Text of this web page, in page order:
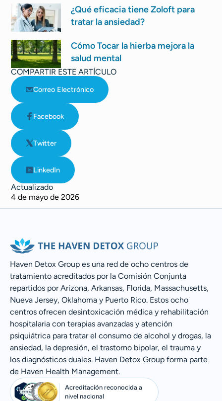
¿Qué eficacia tiene Zoloft para
tratar la ansiedad?
Cómo Tocar la hierba mejora la
salud mental
COMPARTIR ESTE ARTÍCULO
Correo Electrónico
Facebook
Twitter
LinkedIn
Actualizado
4 de mayo de 2026
Haven Detox Group es una red de ocho centros de
tratamiento acreditados por la Comisión Conjunta
repartidos por Arizona, Arkansas, Florida, Massachusetts,
Nueva Jersey, Oklahoma y Puerto Rico. Estos ocho
centros ofrecen desintoxicación médica y rehabilitación
hospitalaria con terapias avanzadas y atención
psiquiátrica para tratar el consumo de alcohol y drogas, la
ansiedad, la depresión, el trastorno bipolar, el trauma y
los diagnósticos duales. Haven Detox Group forma parte
de Haven Health Management.
Acreditación reconocida a
nivel nacional